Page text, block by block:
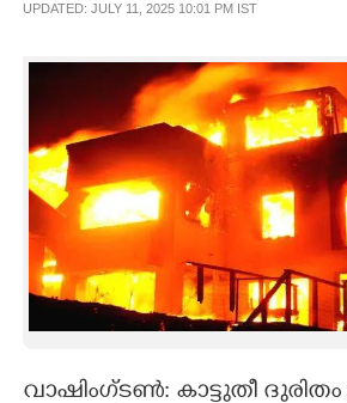
LIFESTYLE
INFO+
ASTRO
UPDATED: JULY 11, 2025 10:01 PM IST
വാഷിംഗ്ടൺ: കാട്ടുതീ ദുരിതം